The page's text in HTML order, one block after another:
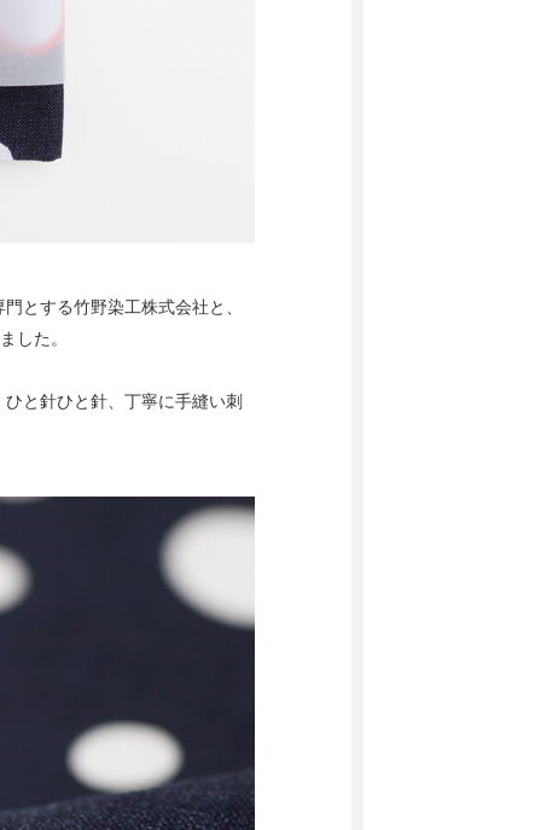
とする竹野染工株式会社と、
した。
と針ひと針、丁寧に手縫い刺